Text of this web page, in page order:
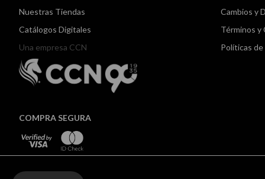
Nuestras Tiendas
Catálogos Digitales
Una empresa CCN
COMPRA SEGURA
Cambios y
Términos y
Políticas